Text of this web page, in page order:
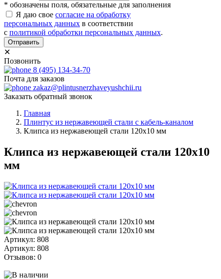
* обозначены поля, обязательные для заполнения
Я даю свое согласие на обработку
персональных данных в соответствии
с политикой обработки персональных данных.
Отправить
✕
Позвонить
8 (495) 134-34-70
Почта для заказов
zakaz@plintusnerzhaveyushchii.ru
Заказать обратный звонок
Главная
Плинтус из нержавеющей стали с кабель-каналом
Клипса из нержавеющей стали 120х10 мм
Клипса из нержавеющей стали 120х10
мм
Артикул: 808
Артикул: 808
Отзывов: 0